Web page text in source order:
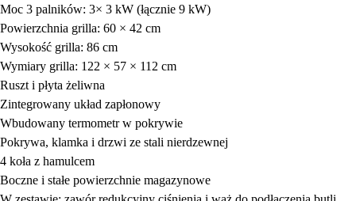
Moc 3 palników: 3× 3 kW (łącznie 9 kW)
Powierzchnia grilla: 60 × 42 cm
Wysokość grilla: 86 cm
Wymiary grilla: 122 × 57 × 112 cm
Ruszt i płyta żeliwna
Zintegrowany układ zapłonowy
Wbudowany termometr w pokrywie
Pokrywa, klamka i drzwi ze stali nierdzewnej
4 koła z hamulcem
Boczne i stałe powierzchnie magazynowe